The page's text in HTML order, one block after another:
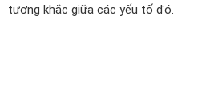
tương khắc giữa các yếu tố đó.